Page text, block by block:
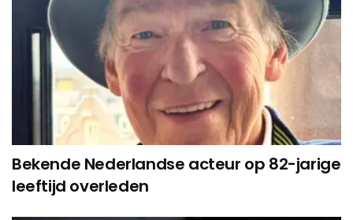
Bekende Nederlandse acteur op 82-jarige
leeftijd overleden